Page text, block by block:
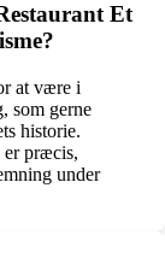
Et
at være i
som gerne
historie.
er præcis,
under